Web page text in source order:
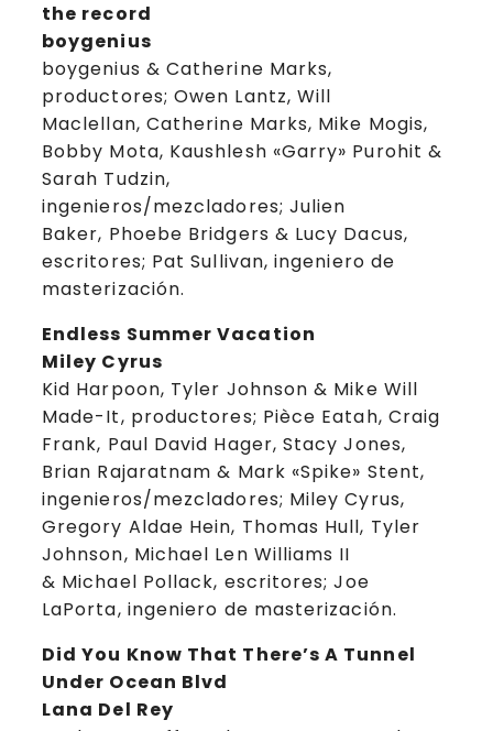
the record
boygenius
boygenius & Catherine Marks,
productores; Owen Lantz, Will
Maclellan, Catherine Marks, Mike Mogis,
Bobby Mota, Kaushlesh «Garry» Purohit &
Sarah Tudzin,
ingenieros/mezcladores; Julien
Baker, Phoebe Bridgers & Lucy Dacus,
escritores; Pat Sullivan, ingeniero de
masterización.
Endless Summer Vacation
Miley Cyrus
Kid Harpoon, Tyler Johnson & Mike Will
Made-It, productores; Pièce Eatah, Craig
Frank, Paul David Hager, Stacy Jones,
Brian Rajaratnam & Mark «Spike» Stent,
ingenieros/mezcladores; Miley Cyrus,
Gregory Aldae Hein, Thomas Hull, Tyler
Johnson, Michael Len Williams II
& Michael Pollack, escritores; Joe
LaPorta, ingeniero de masterización.
Did You Know That There’s A Tunnel
Under Ocean Blvd
Lana Del Rey